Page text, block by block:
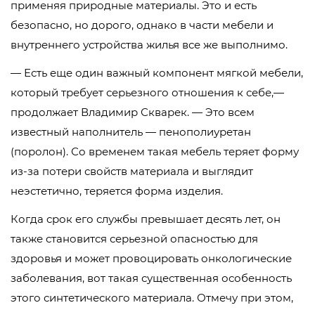
применяя природные материалы. Это и есть
безопасно, но дорого, однако в части мебели и
внутреннего устройства жилья все же выполнимо.
— Есть еще один важный компонент мягкой мебели,
который требует серьезного отношения к себе,—
продолжает Владимир Скварек. — Это всем
известный наполнитель — пенополиуретан
(поролон). Со временем такая мебель теряет форму
из-за потери свойств материала и выглядит
неэстетично, теряется форма изделия.
Когда срок его службы превышает десять лет, он
также становится серьезной опасностью для
здоровья и может провоцировать онкологические
заболевания, вот такая существенная особенность
этого синтетического материала. Отмечу при этом,